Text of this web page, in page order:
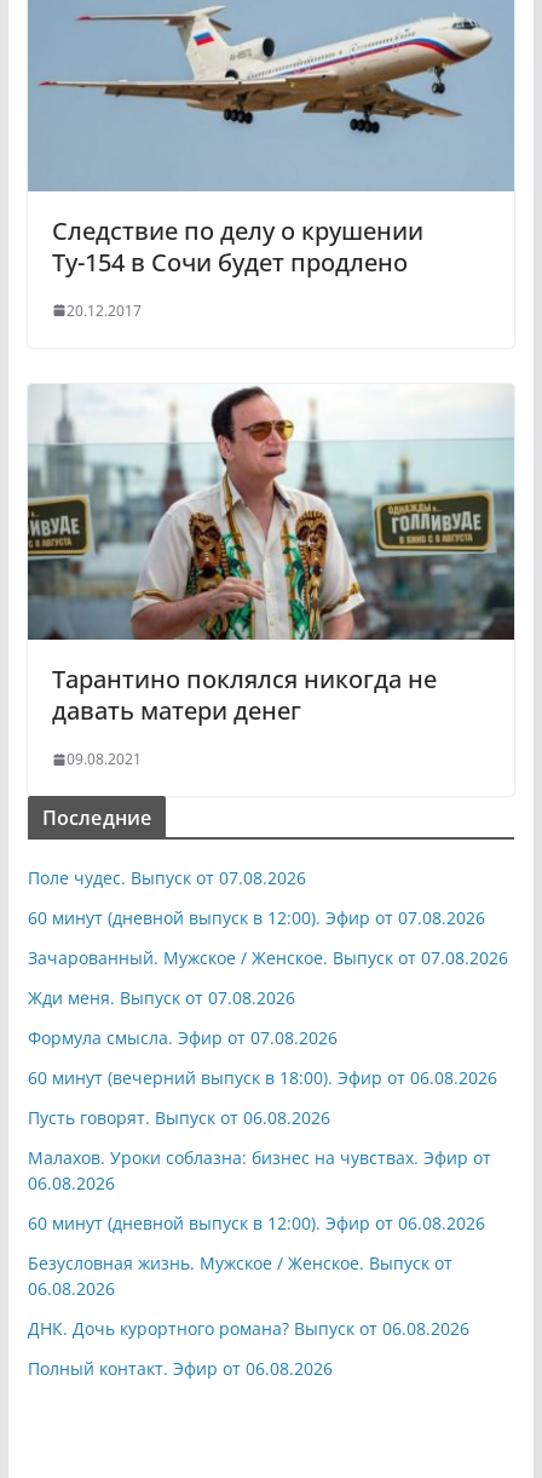
Следствие по делу о крушении
Ту-154 в Сочи будет продлено
20.12.2017
Тарантино поклялся никогда не
давать матери денег
09.08.2021
Последние
Поле чудес. Выпуск от 07.08.2026
60 минут (дневной выпуск в 12:00). Эфир от 07.08.2026
Зачарованный. Мужское / Женское. Выпуск от 07.08.2026
Жди меня. Выпуск от 07.08.2026
Формула смысла. Эфир от 07.08.2026
60 минут (вечерний выпуск в 18:00). Эфир от 06.08.2026
Пусть говорят. Выпуск от 06.08.2026
Малахов. Уроки соблазна: бизнес на чувствах. Эфир от
06.08.2026
60 минут (дневной выпуск в 12:00). Эфир от 06.08.2026
Безусловная жизнь. Мужское / Женское. Выпуск от
06.08.2026
ДНК. Дочь курортного романа? Выпуск от 06.08.2026
Полный контакт. Эфир от 06.08.2026